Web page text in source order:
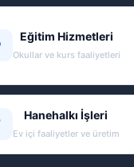
Eğitim Hizmetleri
Okullar ve kurs faaliyetleri
Hanehalkı İşleri
Ev içi faaliyetler ve üretim